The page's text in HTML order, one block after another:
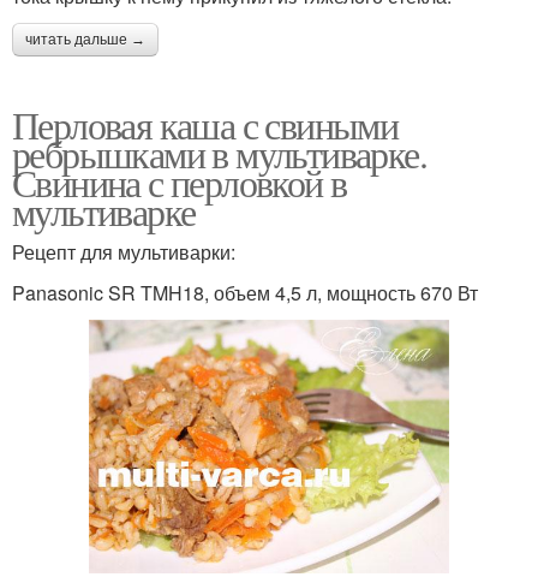
читать дальше →
Перловая каша с свиными
ребрышками в мультиварке.
Свинина с перловкой в
мультиварке
Рецепт для мультиварки:
Panasonic SR TMH18, объем 4,5 л, мощность 670 Вт